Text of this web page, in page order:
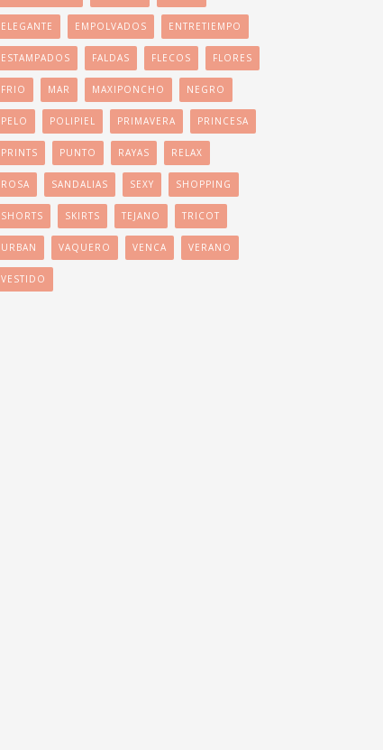
ELEGANTE EMPOLVADOS ENTRETIEMPO
ESTAMPADOS FALDAS FLECOS FLORES
FRIO MAR MAXIPONCHO NEGRO
PELO POLIPIEL PRIMAVERA PRINCESA
PRINTS PUNTO RAYAS RELAX
ROSA SANDALIAS SEXY SHOPPING
SHORTS SKIRTS TEJANO TRICOT
URBAN VAQUERO VENCA VERANO
VESTIDO